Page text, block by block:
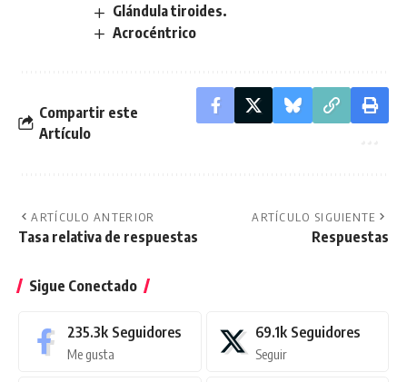
Glándula tiroides.
Acrocéntrico
Compartir este
Artículo
ARTÍCULO ANTERIOR
Tasa relativa de respuestas
ARTÍCULO SIGUIENTE
Respuestas
Sigue Conectado
235.3k Seguidores
Me gusta
69.1k Seguidores
Seguir